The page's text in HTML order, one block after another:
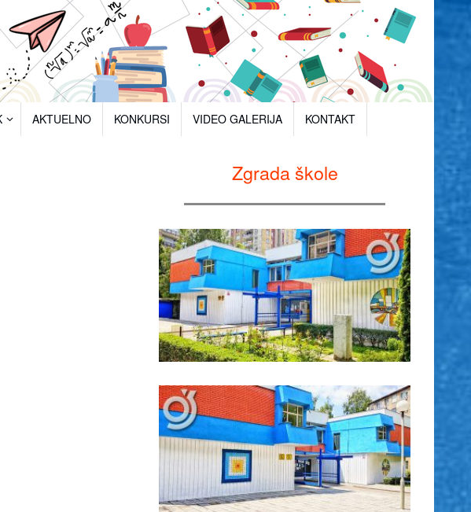
AKTUELNO KONKURSI VIDEO GALERIJA KONTAKT
Zgrada škole